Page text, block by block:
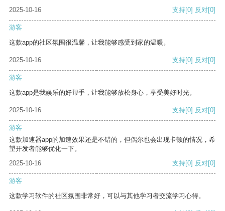
2025-10-16
支持[0] 反对[0]
游客
这款app的社区氛围很温馨，让我能够感受到家的温暖。
2025-10-16 支持[0] 反对[0]
游客
这款app是我娱乐的好帮手，让我能够放松身心，享受美好时光。
2025-10-16 支持[0] 反对[0]
游客
这款加速器app的加速效果还是不错的，但偶尔也会出现卡顿的情况，希
望开发者能够优化一下。
2025-10-16
支持[0] 反对[0]
游客
这款学习软件的社区氛围非常好，可以与其他学习者交流学习心得。